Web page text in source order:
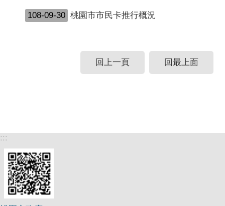
108-09-30 桃園市市民卡推行概況
回上一頁 回最上面
:::